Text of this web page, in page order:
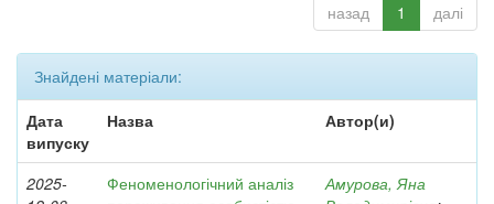
назад 1 далі
Знайдені матеріали:
Дата
випуску
Назва Автор(и)
2025-
Феноменологічний аналіз
Амурова, Яна